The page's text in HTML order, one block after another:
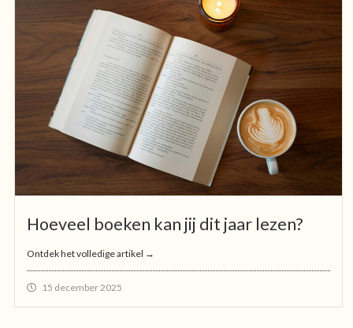
Hoeveel boeken kan jij dit jaar lezen?
Ontdek het volledige artikel →
15 december 2025